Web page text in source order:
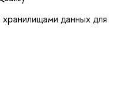
данных для